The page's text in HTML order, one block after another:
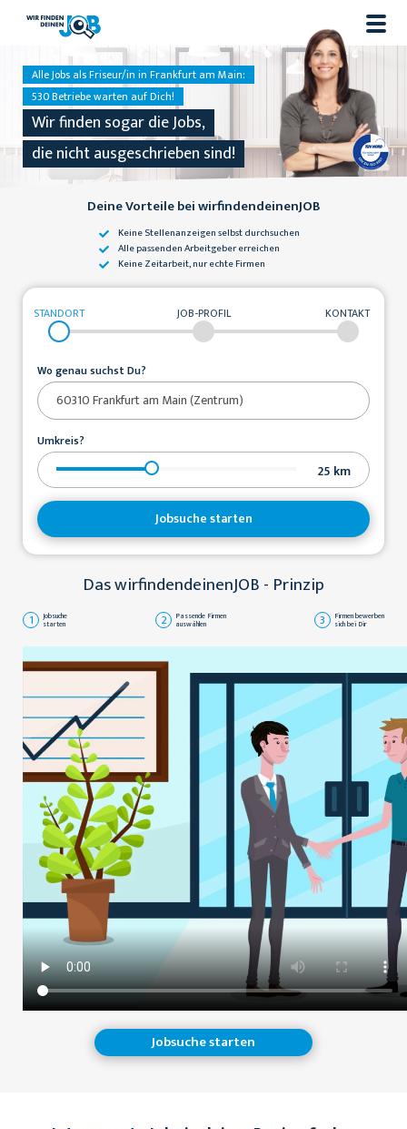
Alle Jobs als Friseur/in in Frankfurt am Main:
530 Betriebe warten auf Dich!
Wir finden sogar die Jobs,
die nicht ausgeschrieben sind!
Deine Vorteile bei wirfindendeinenJOB
Keine Stellenanzeigenselbst durchsuchen
Alle passendenArbeitgeber erreichen
Keine Zeitarbeit,nur echte Firmen
STANDORT JOB-PROFIL KONTAKT
Wo genau suchst Du?
Umkreis?
25 km
Jobsuche starten
Das wirfindendeinenJOB - Prinzip
1 Jobsuche
starten 2 Passende Firmen
auswählen 3 Firmen bewerben
sich bei Dir
Jobsuche starten